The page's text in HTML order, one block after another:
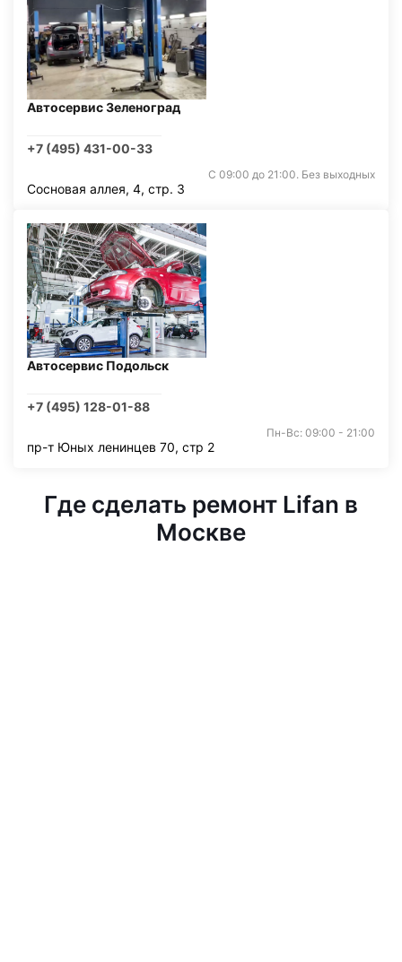
Автосервис Зеленоград
+7 (495) 431-00-33
С 09:00 до 21:00. Без выходных
Сосновая аллея, 4, стр. 3
Автосервис Подольск
+7 (495) 128-01-88
Пн-Вс: 09:00 - 21:00
пр-т Юных ленинцев 70, стр 2
Где сделать ремонт Lifan в
Москве